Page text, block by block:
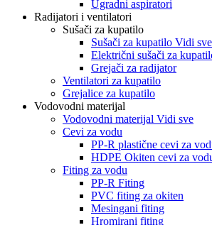
Ugradni aspiratori
Radijatori i ventilatori
Sušači za kupatilo
Sušači za kupatilo Vidi sve
Električni sušači za
Grejači za radijator
Ventilatori za kupatilo
Grejalice za kupatilo
Vodovodni materijal
Vodovodni materijal Vidi sve
Cevi za vodu
PP-R plastične cevi za
HDPE Okiten cevi za
Fiting za vodu
PP-R Fiting
PVC fiting za okiten
Mesingani fiting
Hromirani fiting